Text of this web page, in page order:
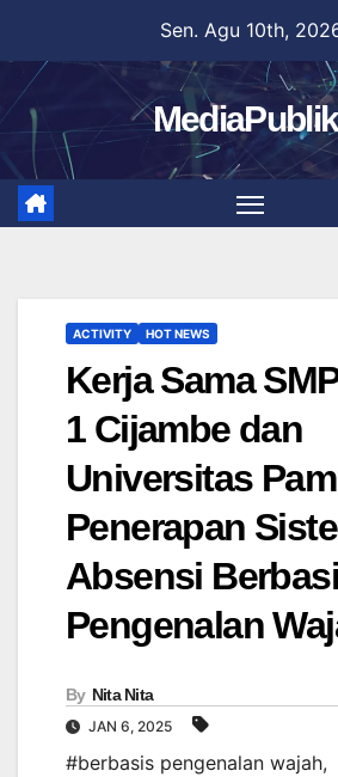
content
Sen. Agu 10th,
ACTIVITY HOT NEWS
Kerja Sama
1 Cijambe dan
Universitas
Penerapan
Absensi
Pengenalan
By Nita Nita
JAN 6, 2025
#berbasis pengenalan wajah,